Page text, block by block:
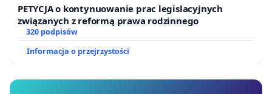
PETYCJA o kontynuowanie prac legislacyjnych
związanych z reformą prawa rodzinnego
320 podpisów
Informacja o przejrzystości